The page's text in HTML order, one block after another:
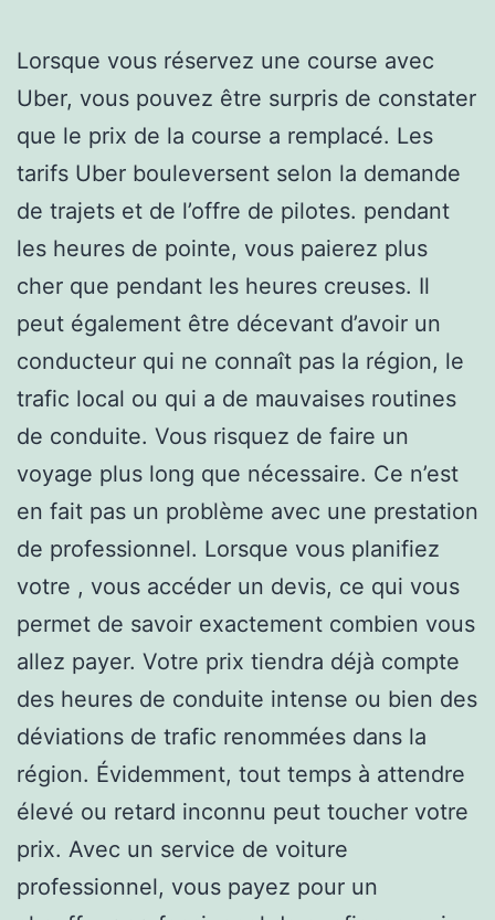
Lorsque vous réservez une course avec
Uber, vous pouvez être surpris de constater
que le prix de la course a remplacé. Les
tarifs Uber bouleversent selon la demande
de trajets et de l’offre de pilotes. pendant
les heures de pointe, vous paierez plus
cher que pendant les heures creuses. Il
peut également être décevant d’avoir un
conducteur qui ne connaît pas la région, le
trafic local ou qui a de mauvaises routines
de conduite. Vous risquez de faire un
voyage plus long que nécessaire. Ce n’est
en fait pas un problème avec une prestation
de professionnel. Lorsque vous planifiez
votre , vous accéder un devis, ce qui vous
permet de savoir exactement combien vous
allez payer. Votre prix tiendra déjà compte
des heures de conduite intense ou bien des
déviations de trafic renommées dans la
région. Évidemment, tout temps à attendre
élevé ou retard inconnu peut toucher votre
prix. Avec un service de voiture
professionnel, vous payez pour un